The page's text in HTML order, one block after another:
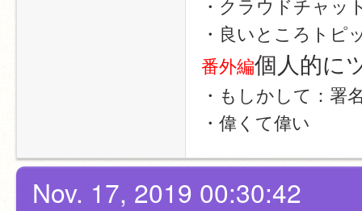
・良いところトピ
番外編個人的に
・もしかして：署
・偉くて偉い
Nov. 17, 2019 00:30:42